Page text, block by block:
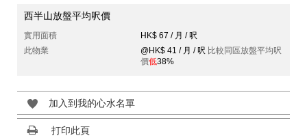
西半山放盤平均呎價
實用面積
HK$ 67 / 月 / 呎
此物業
@HK$ 41 / 月 / 呎 比較同區放盤平均呎
價低38%
加入到我的心水名單
打印此頁